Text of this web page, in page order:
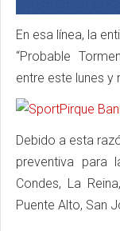
En esa línea, la
“Probable
entre este lunes y
Debido a esta
preventiva para
Condes, La
Puente Alto, San